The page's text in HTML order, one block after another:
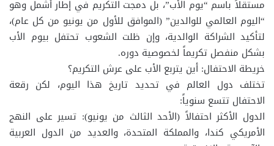
مستقلاً باسم “يوم الأب”، بل دمجت التكريم في إطار أشمل وهو
“اليوم العالمي للوالدين” (الموافق للأول من يونيو من كل عام)،
لتأكيد الشراكة الوالدية، وإن ظلت الشعوب تحتفل بيوم الأب
بشكل منفصل تكريماً لخصوصية دوره.
خريطة الاحتفال: أين يتربع الأب على عرش التكريم؟
تختلف دول العالم في تحديد تاريخ هذا اليوم، لكن رقعة
الاحتفال تتسع سنوياً:
الدول الأكثر احتفالاً (الأحد الثالث من يونيو): تسير على النهج
الأمريكي كندا، والمملكة المتحدة، والعديد من الدول العربية